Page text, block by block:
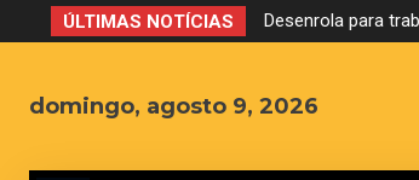
ÚLTIMAS NOTÍCIAS Desenrola para
domingo, agosto 9, 2026